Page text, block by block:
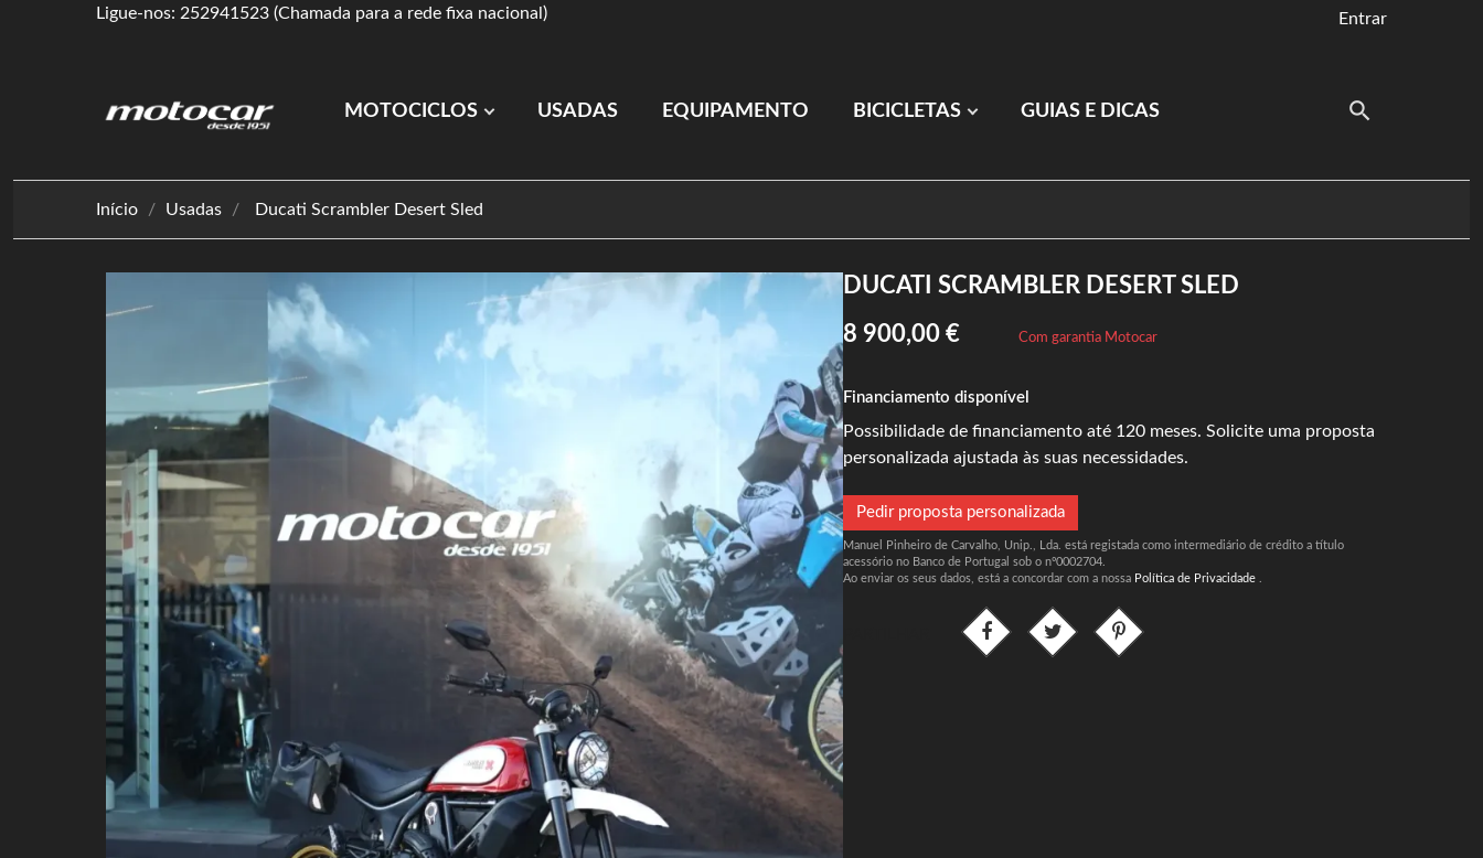
Ligue-nos: 252941523 (Chamada para a rede fixa nacional) Entrar
MOTOCICLOS USADAS EQUIPAMENTO BICICLETAS GUIAS E DICAS
Início Usadas Ducati Scrambler Desert Sled
DUCATI SCRAMBLER DESERT SLED
8 900,00 €
Com garantia Motocar
Financiamento disponível
Possibilidade de financiamento até 120 meses. Solicite uma proposta
personalizada ajustada às suas necessidades.
Pedir proposta personalizada
Manuel Pinheiro de Carvalho, Unip., Lda. está registada como intermediário de crédito a título
acessório no Banco de Portugal sob o nº0002704.
Ao enviar os seus dados, está a concordar com a nossa Política de Privacidade